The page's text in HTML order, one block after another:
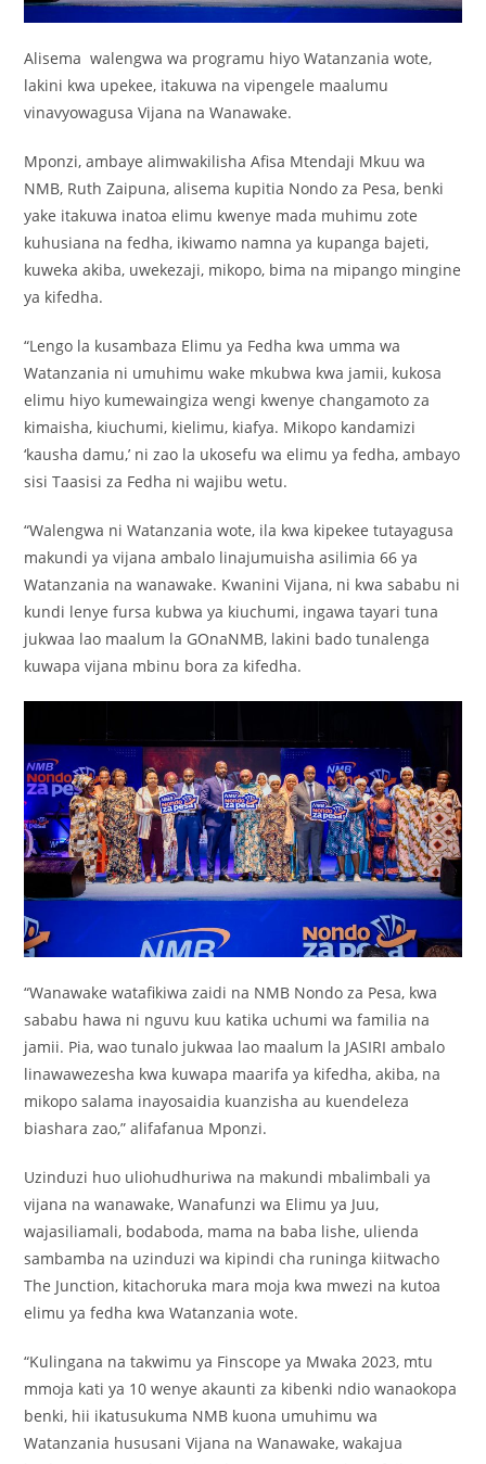
Alisema walengwa wa programu hiyo Watanzania wote,
lakini kwa upekee, itakuwa na vipengele maalumu
vinavyowagusa Vijana na Wanawake.
Mponzi, ambaye alimwakilisha Afisa Mtendaji Mkuu wa
NMB, Ruth Zaipuna, alisema kupitia Nondo za Pesa, benki
yake itakuwa inatoa elimu kwenye mada muhimu zote
kuhusiana na fedha, ikiwamo namna ya kupanga bajeti,
kuweka akiba, uwekezaji, mikopo, bima na mipango mingine
ya kifedha.
“Lengo la kusambaza Elimu ya Fedha kwa umma wa
Watanzania ni umuhimu wake mkubwa kwa jamii, kukosa
elimu hiyo kumewaingiza wengi kwenye changamoto za
kimaisha, kiuchumi, kielimu, kiafya. Mikopo kandamizi
‘kausha damu,’ ni zao la ukosefu wa elimu ya fedha, ambayo
sisi Taasisi za Fedha ni wajibu wetu.
“Walengwa ni Watanzania wote, ila kwa kipekee tutayagusa
makundi ya vijana ambalo linajumuisha asilimia 66 ya
Watanzania na wanawake. Kwanini Vijana, ni kwa sababu ni
kundi lenye fursa kubwa ya kiuchumi, ingawa tayari tuna
jukwaa lao maalum la GOnaNMB, lakini bado tunalenga
kuwapa vijana mbinu bora za kifedha.
“Wanawake watafikiwa zaidi na NMB Nondo za Pesa, kwa
sababu hawa ni nguvu kuu katika uchumi wa familia na
jamii. Pia, wao tunalo jukwaa lao maalum la JASIRI ambalo
linawawezesha kwa kuwapa maarifa ya kifedha, akiba, na
mikopo salama inayosaidia kuanzisha au kuendeleza
biashara zao,” alifafanua Mponzi.
Uzinduzi huo uliohudhuriwa na makundi mbalimbali ya
vijana na wanawake, Wanafunzi wa Elimu ya Juu,
wajasiliamali, bodaboda, mama na baba lishe, ulienda
sambamba na uzinduzi wa kipindi cha runinga kiitwacho
The Junction, kitachoruka mara moja kwa mwezi na kutoa
elimu ya fedha kwa Watanzania wote.
“Kulingana na takwimu ya Finscope ya Mwaka 2023, mtu
mmoja kati ya 10 wenye akaunti za kibenki ndio wanaokopa
benki, hii ikatusukuma NMB kuona umuhimu wa
Watanzania hususani Vijana na Wanawake, wakajua